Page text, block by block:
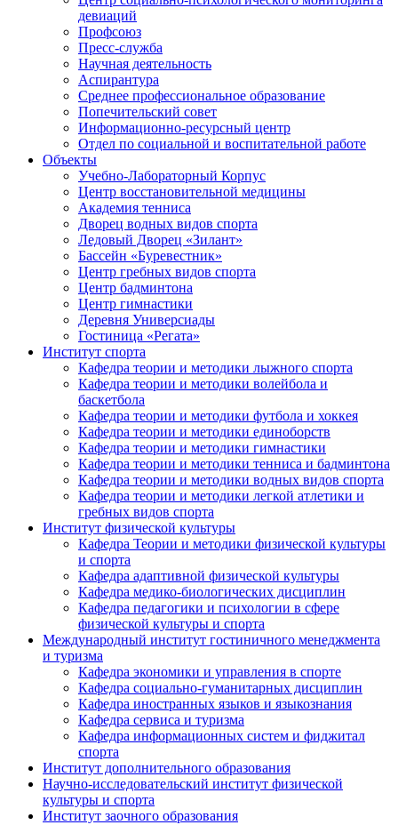
девиаций
Профсоюз
Пресс-служба
Научная деятельность
Аспирантура
Среднее профессиональное образование
Попечительский совет
Информационно-ресурсный центр
Отдел по социальной и воспитательной работе
Объекты
Учебно-Лабораторный Корпус
Центр восстановительной медицины
Академия тенниса
Дворец водных видов спорта
Ледовый Дворец «Зилант»
Бассейн «Буревестник»
Центр гребных видов спорта
Центр бадминтона
Центр гимнастики
Деревня Универсиады
Гостиница «Регата»
Институт спорта
Кафедра теории и методики лыжного спорта
Кафедра теории и методики волейбола и
баскетбола
Кафедра теории и методики футбола и хоккея
Кафедра теории и методики единоборств
Кафедра теории и методики гимнастики
Кафедра теории и методики тенниса и бадминтона
Кафедра теории и методики водных видов спорта
Кафедра теории и методики легкой атлетики и
гребных видов спорта
Институт физической культуры
Кафедра Теории и методики физической культуры
и спорта
Кафедра адаптивной физической культуры
Кафедра медико-биологических дисциплин
Кафедра педагогики и психологии в сфере
физической культуры и спорта
Международный институт гостиничного менеджмента
и туризма
Кафедра экономики и управления в спорте
Кафедра социально-гуманитарных дисциплин
Кафедра иностранных языков и языкознания
Кафедра сервиса и туризма
Кафедра информационных систем и фиджитал
спорта
Институт дополнительного образования
Научно-исследовательский институт физической
культуры и спорта
Институт заочного образования